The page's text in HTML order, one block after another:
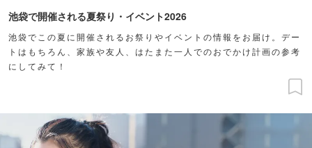
池袋で開催される夏祭り・イベント2026
池袋でこの夏に開催されるお祭りやイベントの情報をお届け。デー
トはもちろん、家族や友人、はたまた一人でのおでかけ計画の参考
にしてみて！